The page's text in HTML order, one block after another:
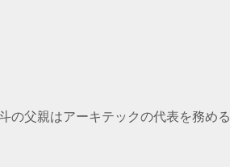
の父親はアーキテックの代表を務める